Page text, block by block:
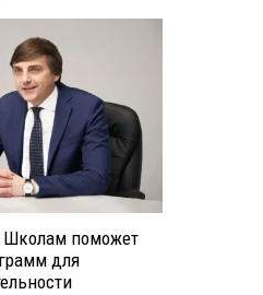
Школам поможет
для